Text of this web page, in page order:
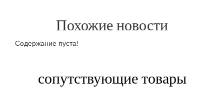
Похожие новости
Содержание пуста!
сопутствующие товары